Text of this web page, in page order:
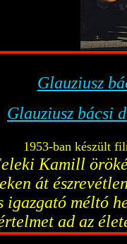
Glauziusz
Glauziusz bácsi
1953-ban készült
Kamill
át
igazgató méltó
ad az